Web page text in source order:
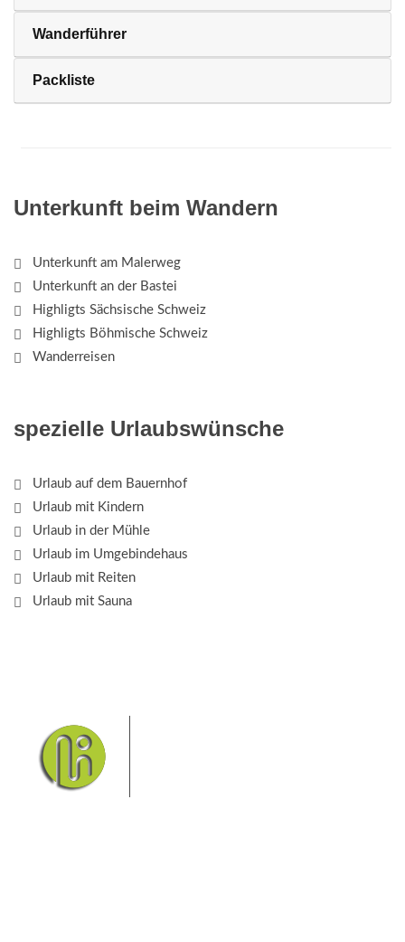
Wanderführer
Packliste
Unterkunft beim Wandern
Unterkunft am Malerweg
Unterkunft an der Bastei
Highligts Sächsische Schweiz
Highligts Böhmische Schweiz
Wanderreisen
spezielle Urlaubswünsche
Urlaub auf dem Bauernhof
Urlaub mit Kindern
Urlaub in der Mühle
Urlaub im Umgebindehaus
Urlaub mit Reiten
Urlaub mit Sauna